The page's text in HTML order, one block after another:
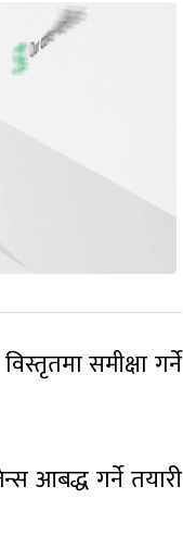
समीक्षा गर्ने
आबद्ध गर्ने तयारी